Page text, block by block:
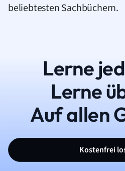
beliebtesten Sachbüchern.
Lerne
Lerne
Auf allen
Kostenfrei